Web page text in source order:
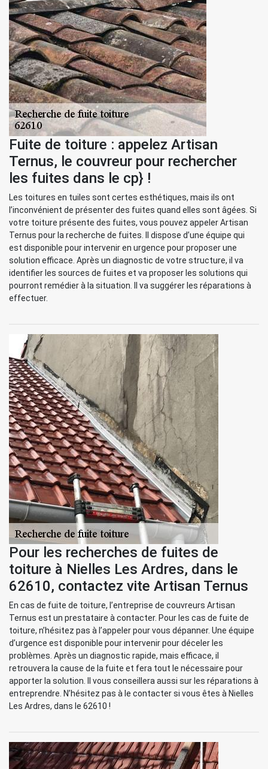
Fuite de toiture : appelez Artisan
Ternus, le couvreur pour rechercher
les fuites dans le cp} !
Les toitures en tuiles sont certes esthétiques, mais ils ont
l’inconvénient de présenter des fuites quand elles sont âgées. Si
votre toiture présente des fuites, vous pouvez appeler Artisan
Ternus pour la recherche de fuites. Il dispose d’une équipe qui
est disponible pour intervenir en urgence pour proposer une
solution efficace. Après un diagnostic de votre structure, il va
identifier les sources de fuites et va proposer les solutions qui
pourront remédier à la situation. Il va suggérer les réparations à
effectuer.
Pour les recherches de fuites de
toiture à Nielles Les Ardres, dans le
62610, contactez vite Artisan Ternus
En cas de fuite de toiture, l’entreprise de couvreurs Artisan
Ternus est un prestataire à contacter. Pour les cas de fuite de
toiture, n’hésitez pas à l’appeler pour vous dépanner. Une équipe
d’urgence est disponible pour intervenir pour déceler les
problèmes. Après un diagnostic rapide, mais efficace, il
retrouvera la cause de la fuite et fera tout le nécessaire pour
apporter la solution. Il vous conseillera aussi sur les réparations à
entreprendre. N’hésitez pas à le contacter si vous êtes à Nielles
Les Ardres, dans le 62610 !